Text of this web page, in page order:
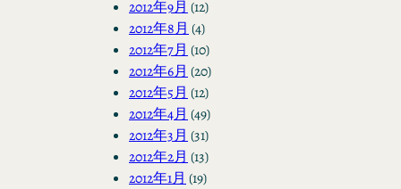
2012年9月 (12)
2012年8月 (4)
2012年7月 (10)
2012年6月 (20)
2012年5月 (12)
2012年4月 (49)
2012年3月 (31)
2012年2月 (13)
2012年1月 (19)